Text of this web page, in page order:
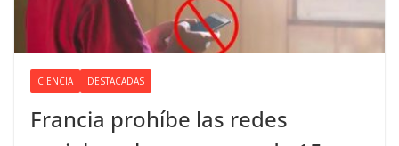
CIENCIA DESTACADAS
Francia prohíbe las redes